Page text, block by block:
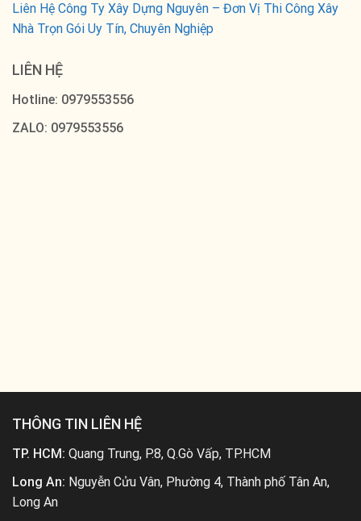
Liên Hệ Công Ty Xây Dựng Nguyên – Đơn Vị Thi Công Xây
Nhà Trọn Gói Uy Tín, Chuyên Nghiệp
LIÊN HỆ
Hotline: 0979553556
ZALO: 0979553556
THÔNG TIN LIÊN HỆ
TP. HCM: Quang Trung, P.8, Q.Gò Vấp, TP.HCM
Long An: Nguyễn Cửu Vân, Phường 4, Thành phố Tân An,
Long An